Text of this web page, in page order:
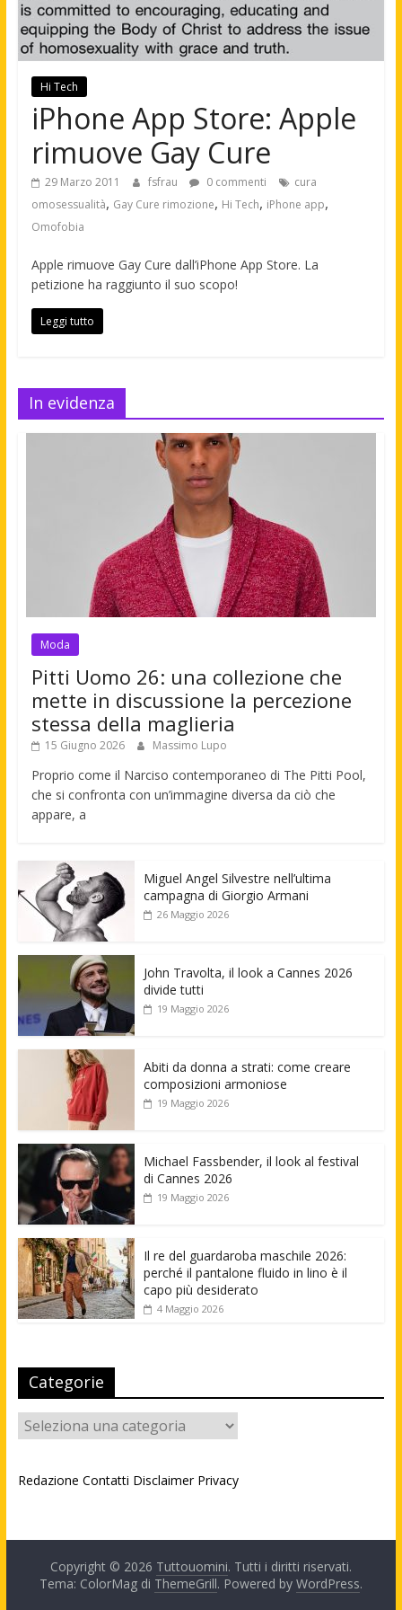
Hi Tech
iPhone App Store: Apple
rimuove Gay Cure
29 Marzo 2011 fsfrau 0 commenti
cura
omosessualità, Gay Cure rimozione, Hi Tech, iPhone app,
Omofobia
Apple rimuove Gay Cure dall’iPhone App Store. La
petizione ha raggiunto il suo scopo!
Leggi tutto
In evidenza
Moda
Pitti Uomo 26: una collezione che
mette in discussione la percezione
stessa della maglieria
15 Giugno 2026 Massimo Lupo
Proprio come il Narciso contemporaneo di The Pitti Pool,
che si confronta con un’immagine diversa da ciò che
appare, a
Miguel Angel Silvestre nell’ultima
campagna di Giorgio Armani
26 Maggio 2026
John Travolta, il look a Cannes 2026
divide tutti
19 Maggio 2026
Abiti da donna a strati: come creare
composizioni armoniose
19 Maggio 2026
Michael Fassbender, il look al festival
di Cannes 2026
19 Maggio 2026
Il re del guardaroba maschile 2026:
perché il pantalone fluido in lino è il
capo più desiderato
4 Maggio 2026
Categorie
Categorie
Redazione Contatti Disclaimer Privacy
Copyright © 2026 Tuttouomini. Tutti i diritti riservati.
Tema: ColorMag di ThemeGrill. Powered by WordPress.